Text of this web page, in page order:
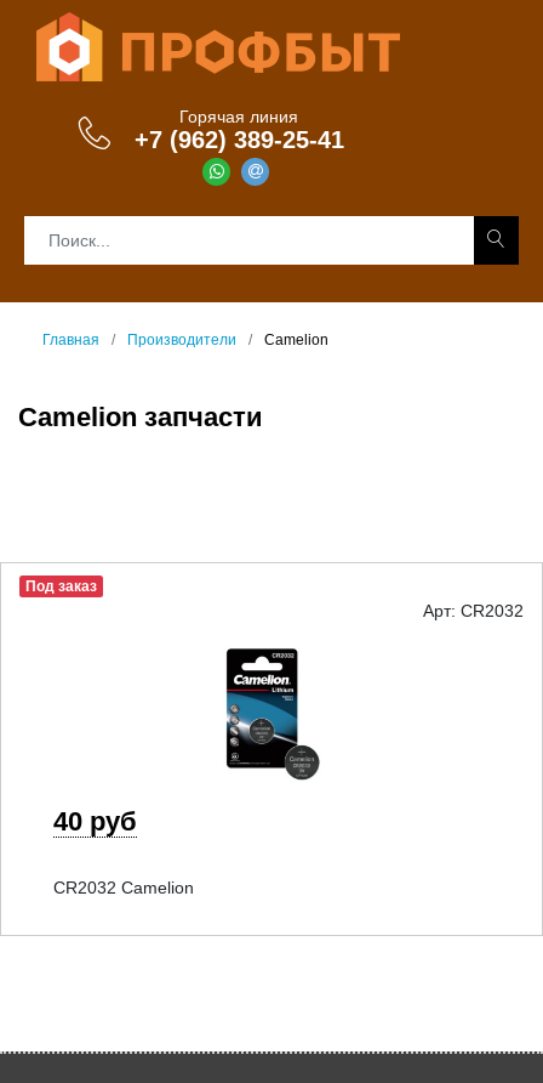
Горячая линия
+7 (962) 389-25-41
Главная Производители Camelion
Camelion запчасти
Под заказ
Арт: CR2032
40 руб
CR2032 Camelion